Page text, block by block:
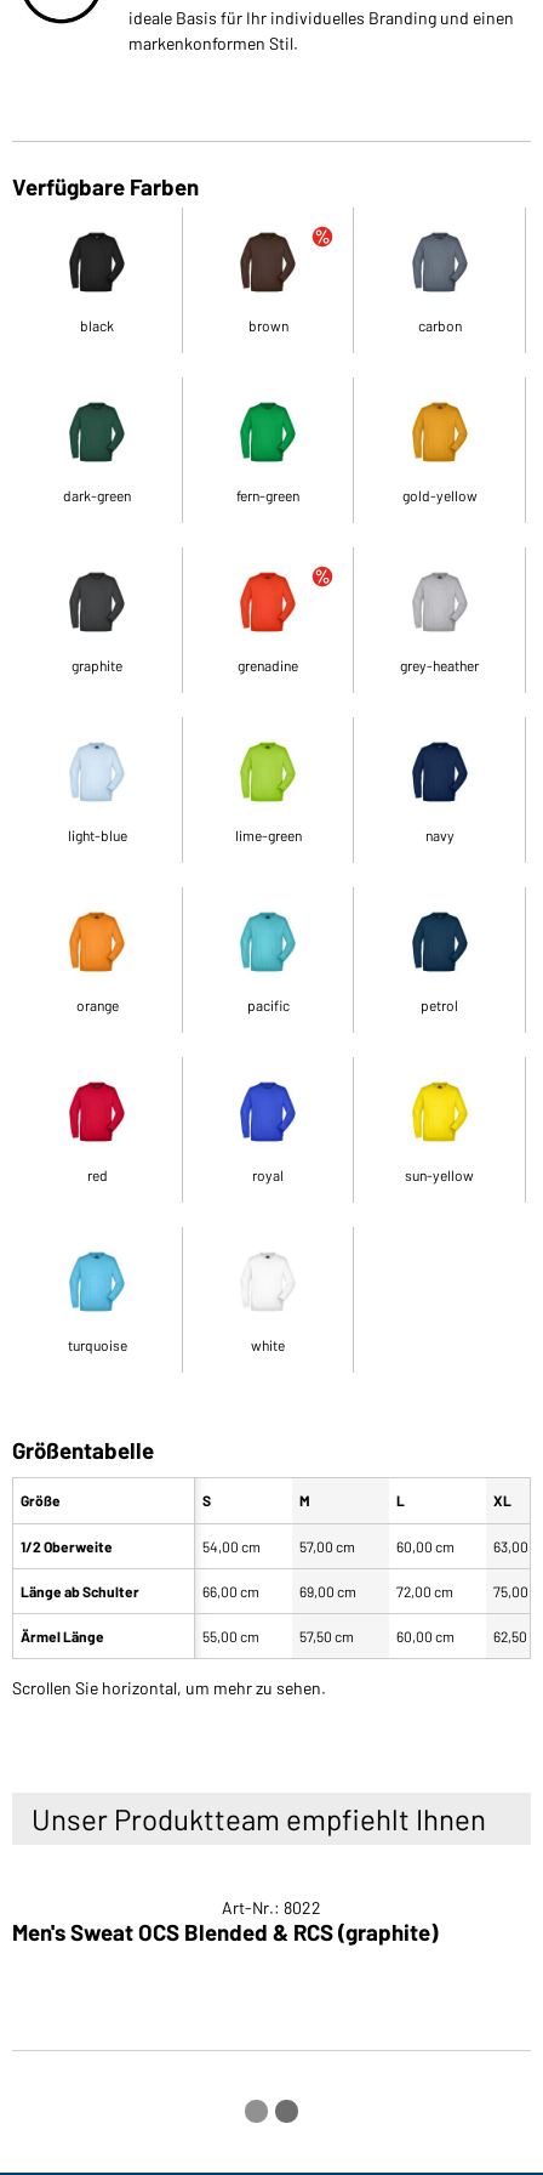
ideale Basis für Ihr individuelles Branding und einen
markenkonformen Stil.
Verfügbare Farben
black brown carbon
dark-green fern-green gold-yellow
graphite grenadine grey-heather
light-blue lime-green navy
orange pacific petrol
red royal sun-yellow
turquoise white
Größentabelle
Größe
1/2 Oberweite
Länge ab Schulter
Ärmel Länge
S M L XL
54,00 cm 57,00 cm 60,00 cm 63,00
66,00 cm 69,00 cm 72,00 cm 75,00
55,00 cm 57,50 cm 60,00 cm 62,50
Scrollen Sie horizontal, um mehr zu sehen.
Unser Produktteam empfiehlt Ihnen